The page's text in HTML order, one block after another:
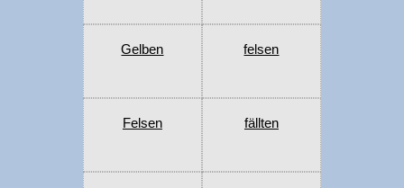
Gelben felsen
Felsen fällten